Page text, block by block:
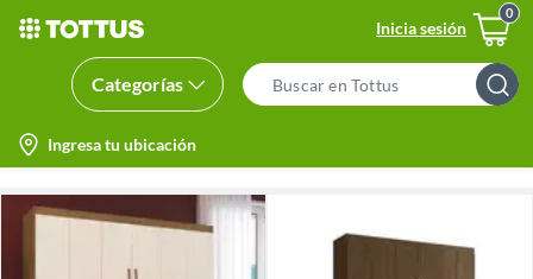
Inicia sesión
Categorías
Search
Bar
location-
icon
Ingresa tu ubicación